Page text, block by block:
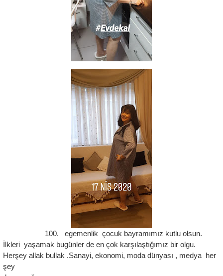
100. egemenlik çocuk bayramımız kutlu olsun.
İlkleri yaşamak bugünler de en çok karşılaştığımız bir olgu.
Herşey allak bullak .Sanayi, ekonomi, moda dünyası , medya her
şey